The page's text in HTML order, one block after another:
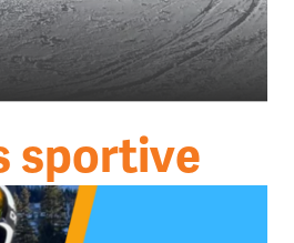
sportive